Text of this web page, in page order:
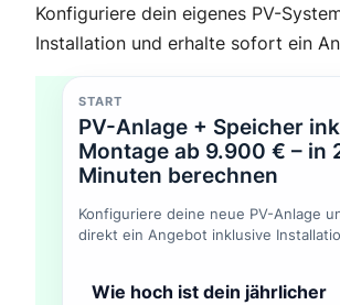
Konfiguriere dein eigenes PV-
Installation und erhalte sofort ein
START
PV-Anlage + Speicher
Montage ab 9.900 € – in
Minuten berechnen
Konfiguriere deine neue PV-Anlage
direkt ein Angebot inklusive
Wie hoch ist dein jährlicher